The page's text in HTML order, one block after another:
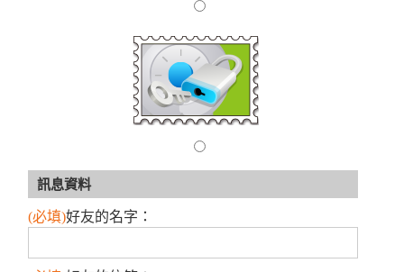
訊息資料
(必填)好友的名字 ：